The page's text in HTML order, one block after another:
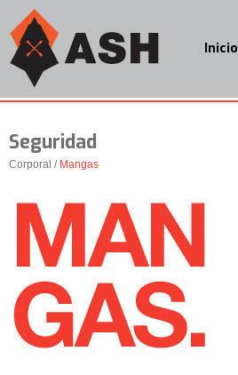
Inicio
Seguridad
Corporal / Mangas